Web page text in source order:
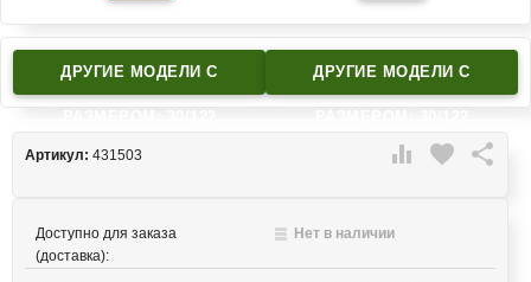
ДРУГИЕ МОДЕЛИ C ДРУГИЕ МОДЕЛИ C
 favorite 
Артикул: 431503
Доступно для заказа
(доставка):
Нет в наличии